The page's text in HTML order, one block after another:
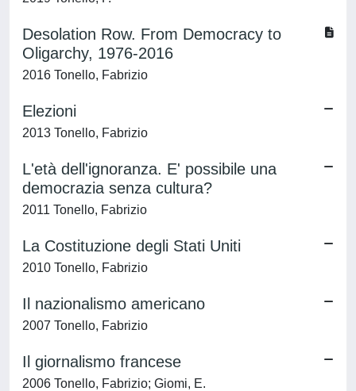
Desolation Row. From Democracy to
Oligarchy, 1976-2016
2016 Tonello, Fabrizio
Elezioni
2013 Tonello, Fabrizio
L'età dell'ignoranza. E' possibile una
democrazia senza cultura?
2011 Tonello, Fabrizio
La Costituzione degli Stati Uniti
2010 Tonello, Fabrizio
Il nazionalismo americano
2007 Tonello, Fabrizio
Il giornalismo francese
2006 Tonello, Fabrizio; Giomi, E.